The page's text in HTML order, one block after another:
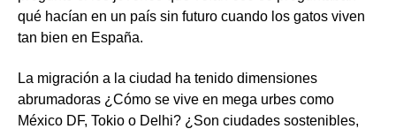
qué hacían en un país sin futuro cuando los gatos viven
tan bien en España.
La migración a la ciudad ha tenido dimensiones
abrumadoras ¿Cómo se vive en mega urbes como
México DF, Tokio o Delhi? ¿Son ciudades sostenibles,